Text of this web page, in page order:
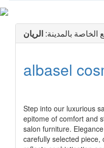
بالمدينة: الريان
albasel
Step into our luxurious
epitome of comfort and
salon furniture.
carefully selected